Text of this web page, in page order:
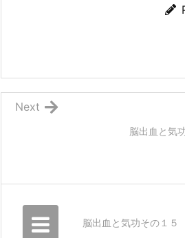
脳出血と気
Next
脳出血と気功その１５